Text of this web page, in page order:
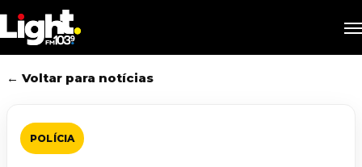
to
main
content
← Voltar para notícias
POLÍCIA